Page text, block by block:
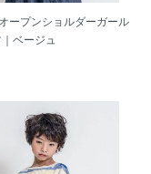
ープンショルダーガール
ベージュ